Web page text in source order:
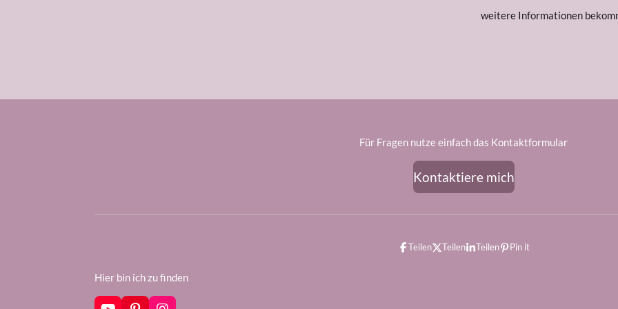
weitere Informationen
Für Fragen nutze einfach das Kontaktformular
Kontaktiere mich
Teilen Teilen Teilen Pin it
Hier bin ich zu finden